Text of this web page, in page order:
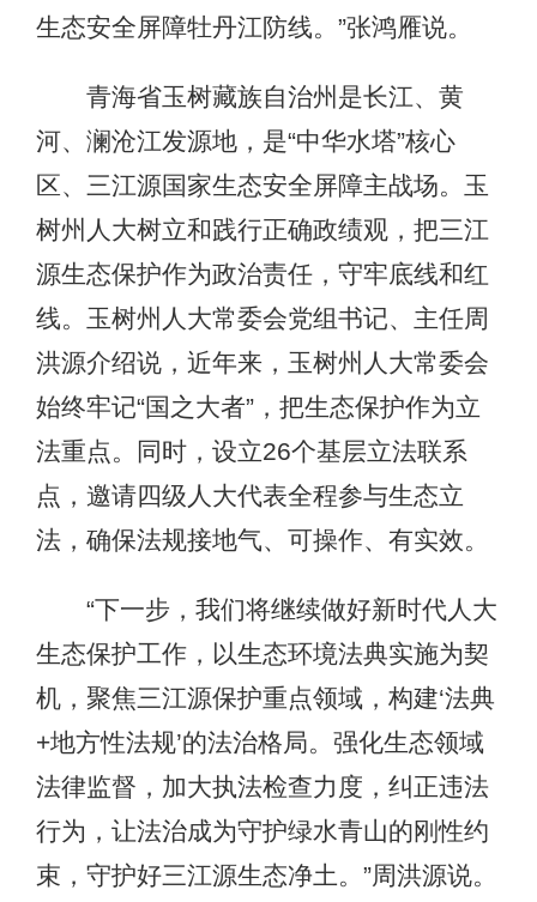
生态安全屏障牡丹江防线。”张鸿雁说。
青海省玉树藏族自治州是长江、黄
河、澜沧江发源地，是“中华水塔”核心
区、三江源国家生态安全屏障主战场。玉
树州人大树立和践行正确政绩观，把三江
源生态保护作为政治责任，守牢底线和红
线。玉树州人大常委会党组书记、主任周
洪源介绍说，近年来，玉树州人大常委会
始终牢记“国之大者”，把生态保护作为立
法重点。同时，设立26个基层立法联系
点，邀请四级人大代表全程参与生态立
法，确保法规接地气、可操作、有实效。
“下一步，我们将继续做好新时代人大
生态保护工作，以生态环境法典实施为契
机，聚焦三江源保护重点领域，构建‘法典
+地方性法规’的法治格局。强化生态领域
法律监督，加大执法检查力度，纠正违法
行为，让法治成为守护绿水青山的刚性约
束，守护好三江源生态净土。”周洪源说。